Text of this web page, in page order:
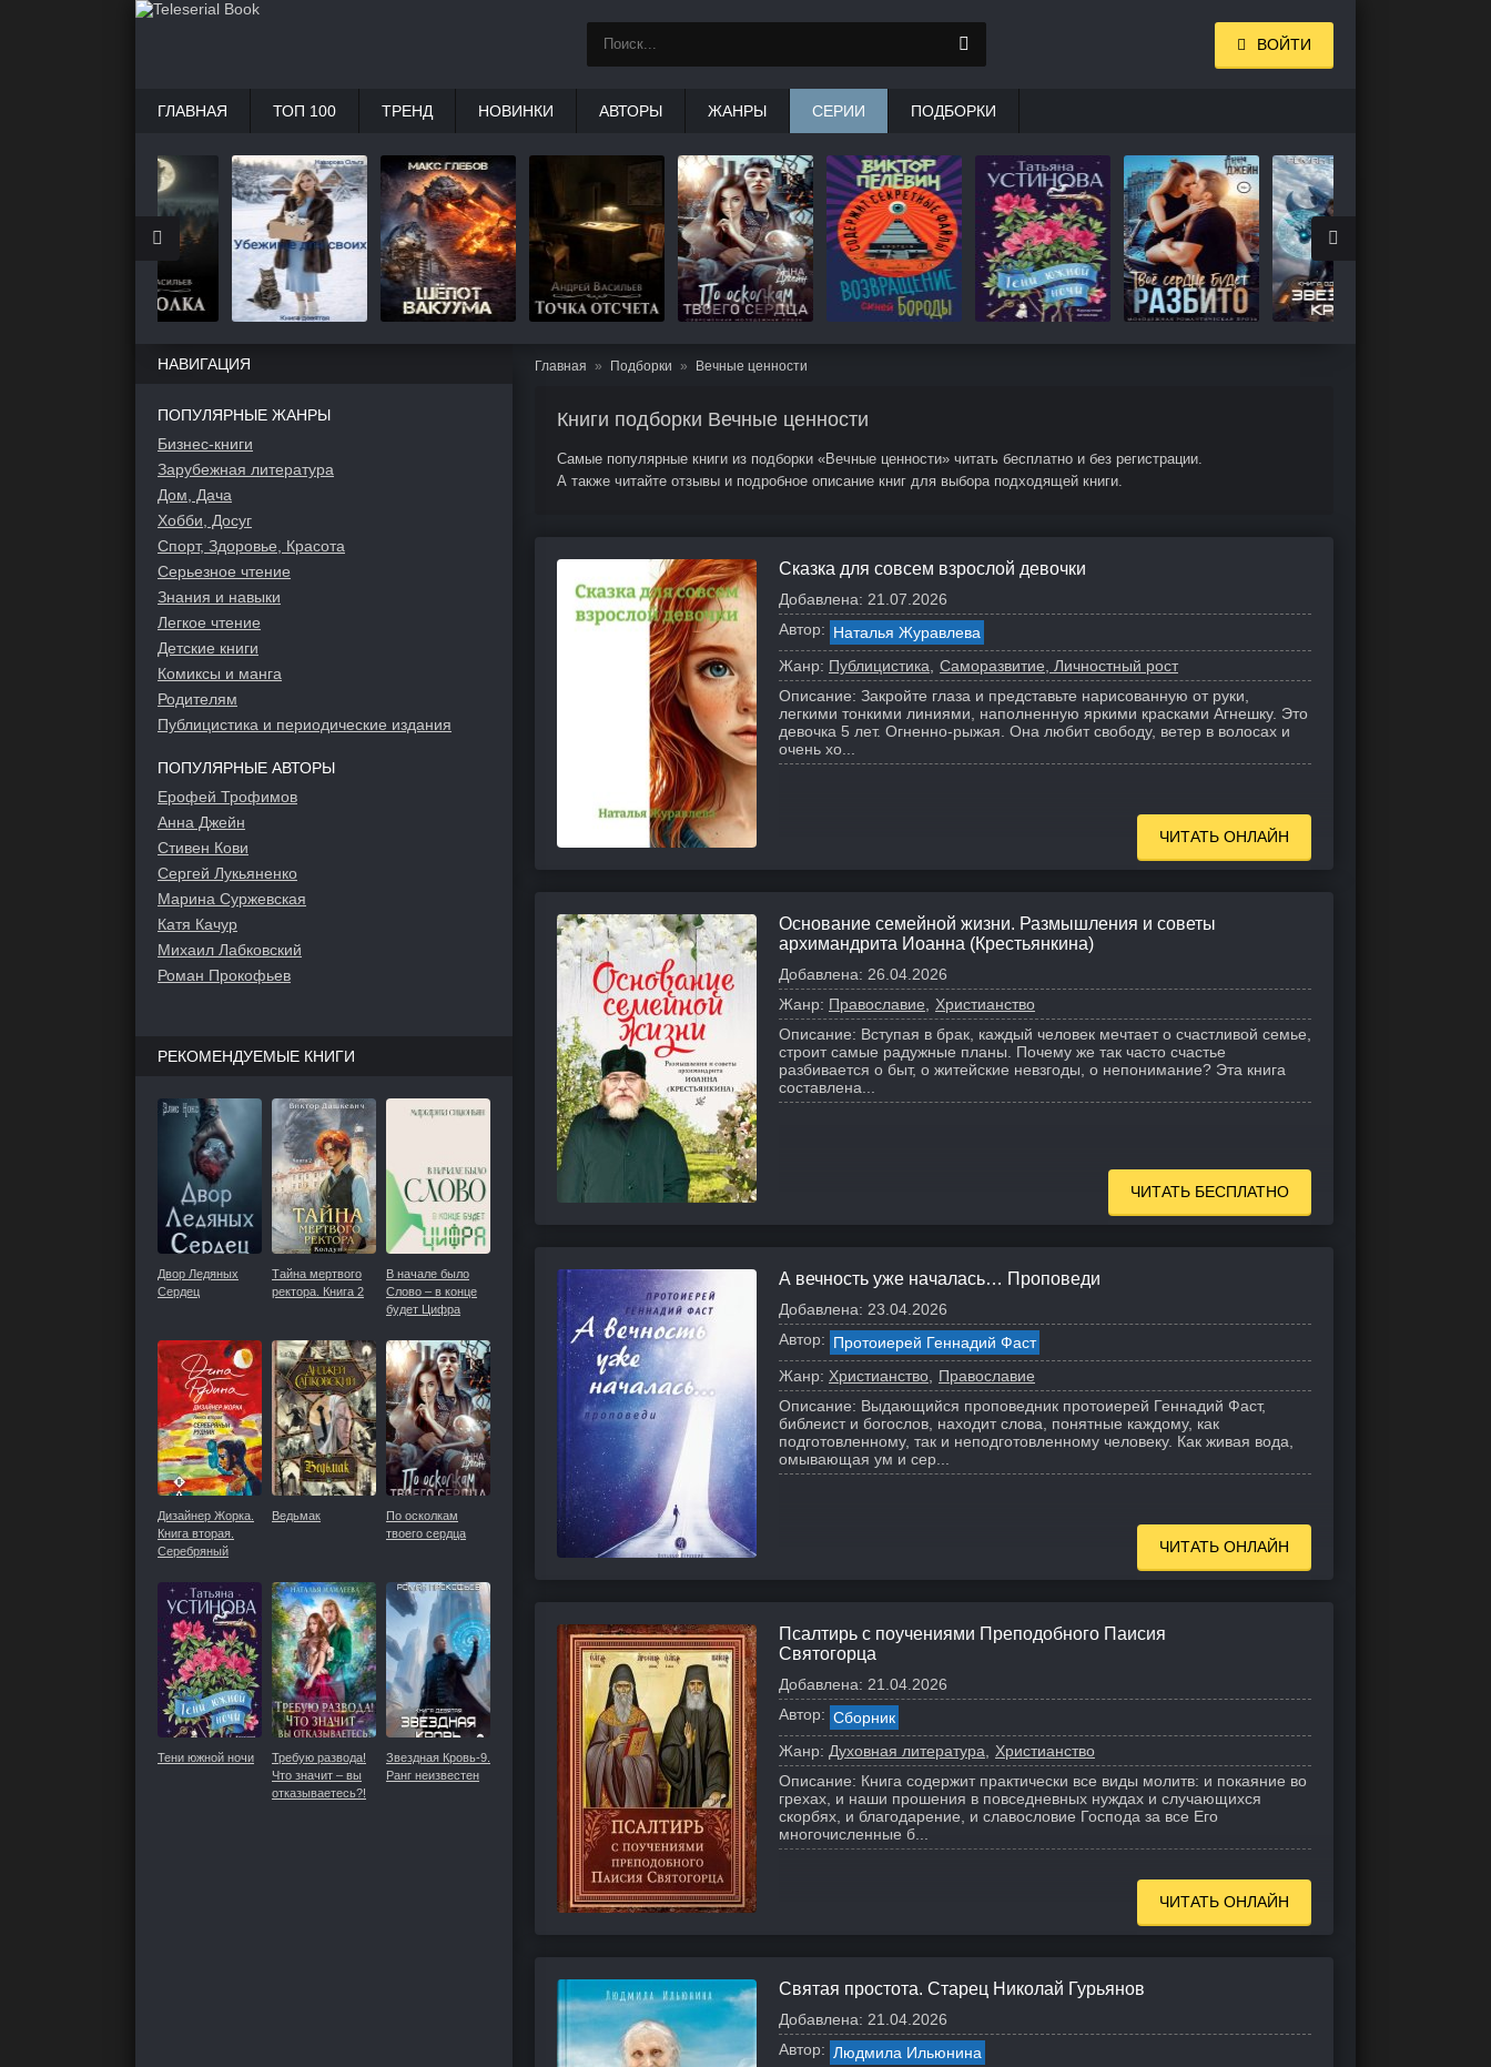
Главная Подборки Вечные ценности
Книги подборки Вечные ценности
Самые популярные книги из подборки «Вечные ценности» читать бесплатно и без регистрации.
А также читайте отзывы и подробное описание книг для выбора подходящей книги.
Сказка для совсем взрослой девочки
Добавлена: 21.07.2026
Автор: Наталья Журавлева
Жанр: Публицистика
Саморазвитие, Личностный рост
Описание: Закройте глаза и представьте нарисованную от руки,
легкими тонкими линиями, наполненную яркими красками Агнешку. Это
девочка 5 лет. Огненно-рыжая. Она любит свободу, ветер в волосах и
очень хо...
ЧИТАТЬ ОНЛАЙН
Основание семейной жизни. Размышления и советы
архимандрита Иоанна (Крестьянкина)
Добавлена: 26.04.2026
Жанр: Православие
Христианство
Описание: Вступая в брак, каждый человек мечтает о счастливой семье,
строит самые радужные планы. Почему же так часто счастье
разбивается о быт, о житейские невзгоды, о непонимание? Эта книга
составлена...
ЧИТАТЬ БЕСПЛАТНО
А вечность уже началась… Проповеди
Добавлена: 23.04.2026
Автор: Протоиерей Геннадий Фаст
Жанр: Христианство
Православие
Описание: Выдающийся проповедник протоиерей Геннадий Фаст,
библеист и богослов, находит слова, понятные каждому, как
подготовленному, так и неподготовленному человеку. Как живая вода,
омывающая ум и сер...
ЧИТАТЬ ОНЛАЙН
Псалтирь с поучениями Преподобного Паисия
Святогорца
Добавлена: 21.04.2026
Автор: Сборник
Жанр: Духовная литература
Христианство
Описание: Книга содержит практически все виды молитв: и покаяние во
грехах, и наши прошения в повседневных нуждах и случающихся
скорбях, и благодарение, и славословие Господа за все Его
многочисленные б...
ЧИТАТЬ ОНЛАЙН
Святая простота. Старец Николай Гурьянов
Добавлена: 21.04.2026
Автор: Людмила Ильюнина
НАВИГАЦИЯ
ПОПУЛЯРНЫЕ ЖАНРЫ
Бизнес-книги
Зарубежная литература
Дом, Дача
Хобби, Досуг
Спорт, Здоровье, Красота
Серьезное чтение
Знания и навыки
Легкое чтение
Детские книги
Комиксы и манга
Родителям
Публицистика и периодические издания
ПОПУЛЯРНЫЕ АВТОРЫ
Ерофей Трофимов
Анна Джейн
Стивен Кови
Сергей Лукьяненко
Марина Суржевская
Катя Качур
Михаил Лабковский
Роман Прокофьев
РЕКОМЕНДУЕМЫЕ КНИГИ
Двор Ледяных
Сердец
Тайна мертвого
ректора. Книга 2
В начале было
Слово – в конце
будет Цифра
Дизайнер Жорка.
Книга вторая.
Серебряный
Ведьмак
По осколкам
твоего сердца
Тени южной ночи
Требую развода!
Что значит – вы
отказываетесь?!
Звездная Кровь-9.
Ранг неизвестен
ВОЙТИ
ГЛАВНАЯ ТОП 100 ТРЕНД НОВИНКИ АВТОРЫ ЖАНРЫ СЕРИИ ПОДБОРКИ